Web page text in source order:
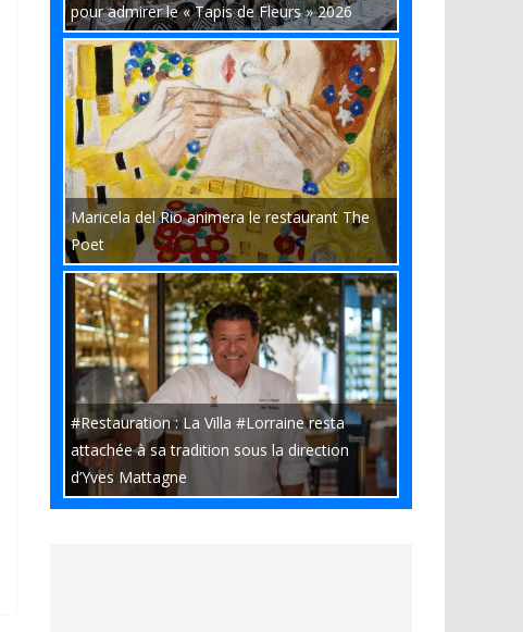
pour admirer le « Tapis de Fleurs » 2026
Maricela del Rio animera le restaurant The
Poet
#Restauration : La Villa #Lorraine resta
attachée à sa tradition sous la direction
d’Yves Mattagne